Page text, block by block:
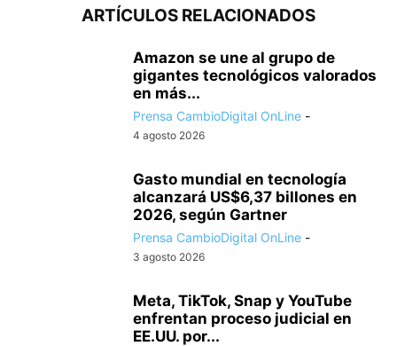
ARTÍCULOS RELACIONADOS
Amazon se une al grupo de
gigantes tecnológicos valorados
en más...
Prensa CambioDigital OnLine -
4 agosto 2026
Gasto mundial en tecnología
alcanzará US$6,37 billones en
2026, según Gartner
Prensa CambioDigital OnLine -
3 agosto 2026
Meta, TikTok, Snap y YouTube
enfrentan proceso judicial en
EE.UU. por...